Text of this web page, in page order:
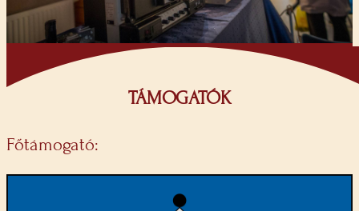
TÁMOGATÓK
Főtámogató: